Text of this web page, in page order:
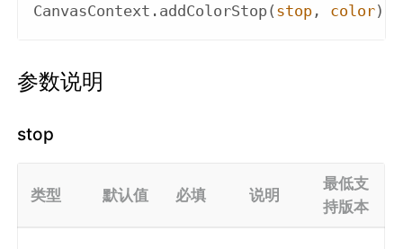
CanvasContext . addColorStop( stop , color)
参数说明
stop
类型 默认值 必填 说明
最低支
持版本